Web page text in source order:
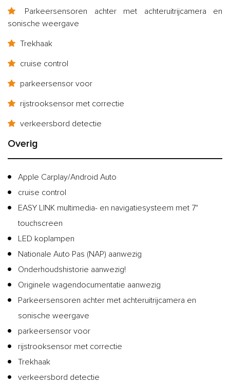
Parkeersensoren achter met achteruitrijcamera en
sonische weergave
Trekhaak
cruise control
parkeersensor voor
rijstrooksensor met correctie
verkeersbord detectie
Overig
Apple Carplay/Android Auto
cruise control
EASY LINK multimedia- en navigatiesysteem met 7"
touchscreen
LED koplampen
Nationale Auto Pas (NAP) aanwezig
Onderhoudshistorie aanwezig!
Originele wagendocumentatie aanwezig
Parkeersensoren achter met achteruitrijcamera en
sonische weergave
parkeersensor voor
rijstrooksensor met correctie
Trekhaak
verkeersbord detectie